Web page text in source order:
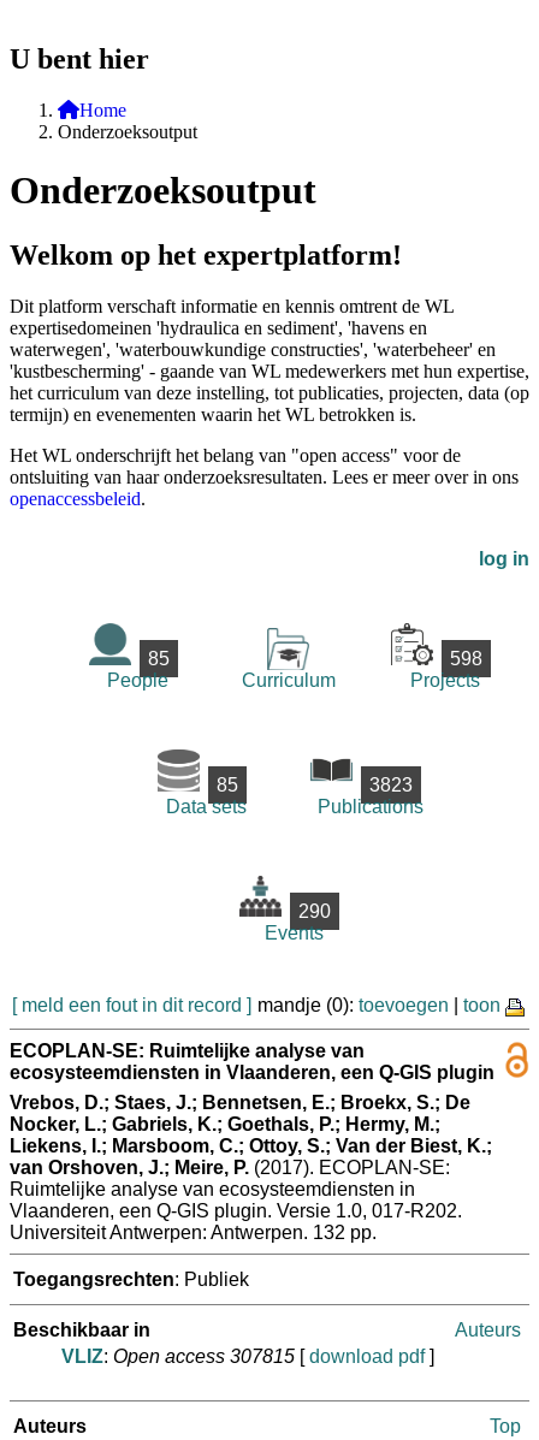
U bent hier
Home
Onderzoeksoutput
Onderzoeksoutput
Welkom op het expertplatform!
Dit platform verschaft informatie en kennis omtrent de WL
expertisedomeinen 'hydraulica en sediment', 'havens en
waterwegen', 'waterbouwkundige constructies', 'waterbeheer' en
'kustbescherming' - gaande van WL medewerkers met hun expertise,
het curriculum van deze instelling, tot publicaties, projecten, data (op
termijn) en evenementen waarin het WL betrokken is.
Het WL onderschrijft het belang van "open access" voor de
ontsluiting van haar onderzoeksresultaten. Lees er meer over in ons
openaccessbeleid.
log in
85
People
Curriculum
598
Projects
85
Data sets
3823
Publications
290
Events
[ meld een fout in dit record ] mandje (0): toevoegen toon
ECOPLAN-SE: Ruimtelijke analyse van
ecosysteemdiensten in Vlaanderen, een Q-GIS plugin
Vrebos, D.; Staes, J.; Bennetsen, E.; Broekx, S.; De
Nocker, L.; Gabriels, K.; Goethals, P.; Hermy, M.;
Liekens, I.; Marsboom, C.; Ottoy, S.; Van der Biest, K.;
van Orshoven, J.; Meire, P. (2017). ECOPLAN-SE:
Ruimtelijke analyse van ecosysteemdiensten in
Vlaanderen, een Q-GIS plugin. Versie 1.0, 017-R202.
Universiteit Antwerpen: Antwerpen. 132 pp.
Toegangsrechten: Publiek
Beschikbaar in
Auteurs
VLIZ: Open access 307815 [download pdf]
Auteurs
Top